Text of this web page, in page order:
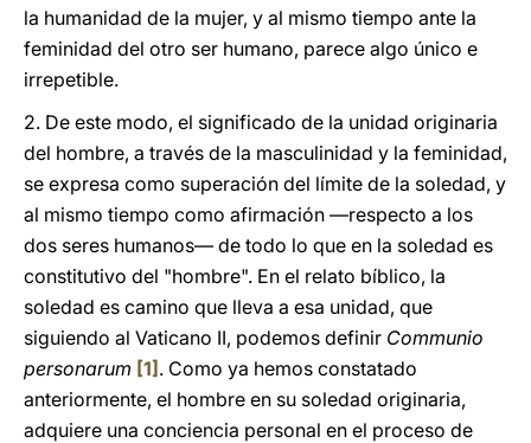
la humanidad de la mujer, y al mismo tiempo ante la
feminidad del otro ser humano, parece algo único e
irrepetible.
2. De este modo, el significado de la unidad originaria
del hombre, a través de la masculinidad y la feminidad,
se expresa como superación del límite de la soledad, y
al mismo tiempo como afirmación —respecto a los
dos seres humanos— de todo lo que en la soledad es
constitutivo del "hombre". En el relato bíblico, la
soledad es camino que lleva a esa unidad, que
siguiendo al Vaticano II, podemos definir Communio
personarum [1] . Como ya hemos constatado
anteriormente, el hombre en su soledad originaria,
adquiere una conciencia personal en el proceso de